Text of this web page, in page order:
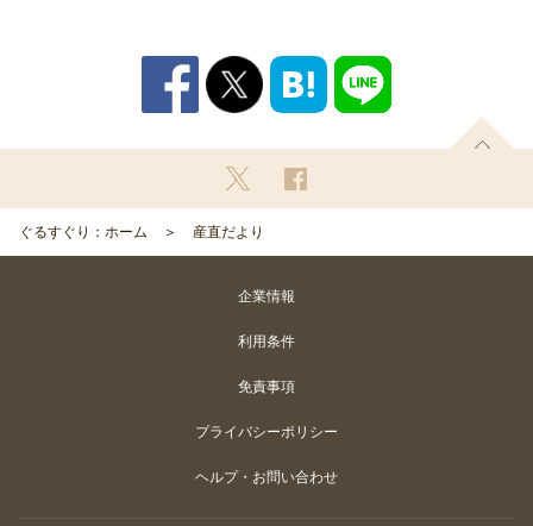
ぐるすぐり：ホーム 産直だより
企業情報
利用条件
免責事項
プライバシーポリシー
ヘルプ・お問い合わせ